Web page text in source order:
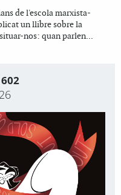
de l'escola marxista-
un llibre sobre la
nos: quan parlen...